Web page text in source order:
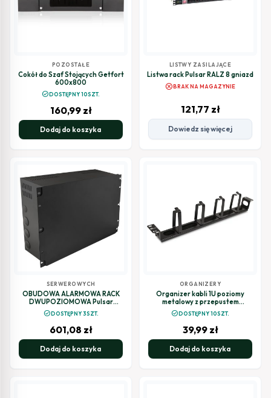
POZOSTAŁE
Cokół do Szaf Stojących Getfort
600x800
check_circleDOSTĘPNY 10SZT.
160,99 zł
Dodaj do koszyka
LISTWY ZASILAJĄCE
Listwa rack Pulsar RALZ 8 gniazd
cancelBRAK NA MAGAZYNIE
121,77 zł
Dowiedz się więcej
SERWEROWYCH
OBUDOWA ALARMOWA RACK
DWUPOZIOMOWA Pulsar
check_circleDOSTĘPNY 3SZT.
601,08 zł
Dodaj do koszyka
ORGANIZERY
Organizer kabli 1U poziomy
metalowy z przepustem
szczotkowym OGF-MRB
GETFORT
check_circleDOSTĘPNY 10SZT.
39,99 zł
Dodaj do koszyka